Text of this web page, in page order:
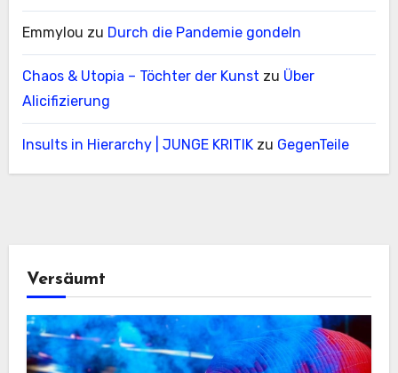
Emmylou zu Durch die Pandemie gondeln
Chaos & Utopia – Töchter der Kunst zu Über
Alicifizierung
Insults in Hierarchy | JUNGE KRITIKzu GegenTeile
Versäumt